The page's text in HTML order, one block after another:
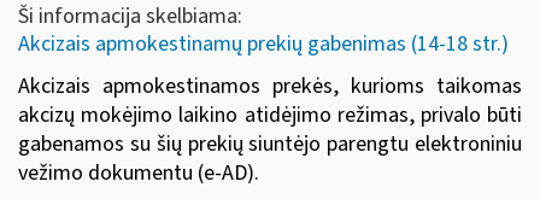
Ši informacija skelbiama:
Akcizais apmokestinamų prekių gabenimas (14-18 str.)
Akcizais apmokestinamos prekės, kurioms taikomas
akcizų mokėjimo laikino atidėjimo režimas, privalo būti
gabenamos su šių prekių siuntėjo parengtu elektroniniu
vežimo dokumentu (e-AD).